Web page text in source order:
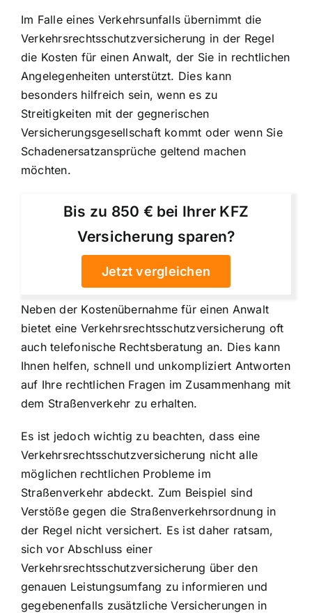
Im Falle eines Verkehrsunfalls übernimmt die
Verkehrsrechtsschutzversicherung in der Regel
die Kosten für einen Anwalt, der Sie in rechtlichen
Angelegenheiten unterstützt. Dies kann
besonders hilfreich sein, wenn es zu
Streitigkeiten mit der gegnerischen
Versicherungsgesellschaft kommt oder wenn Sie
Schadenersatzansprüche geltend machen
möchten.
Bis zu 850 € bei Ihrer KFZ
Versicherung sparen?
Jetzt vergleichen
Neben der Kostenübernahme für einen Anwalt
bietet eine Verkehrsrechtsschutzversicherung oft
auch telefonische Rechtsberatung an. Dies kann
Ihnen helfen, schnell und unkompliziert Antworten
auf Ihre rechtlichen Fragen im Zusammenhang mit
dem Straßenverkehr zu erhalten.
Es ist jedoch wichtig zu beachten, dass eine
Verkehrsrechtsschutzversicherung nicht alle
möglichen rechtlichen Probleme im
Straßenverkehr abdeckt. Zum Beispiel sind
Verstöße gegen die Straßenverkehrsordnung in
der Regel nicht versichert. Es ist daher ratsam,
sich vor Abschluss einer
Verkehrsrechtsschutzversicherung über den
genauen Leistungsumfang zu informieren und
gegebenenfalls zusätzliche Versicherungen in